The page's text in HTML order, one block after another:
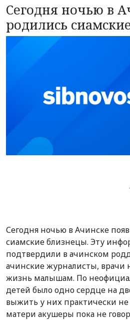
Сегодня ночью в
родились
Сегодня ночью в Ачинске
сиамские близнецы. Эту
подтвердили в ачинском
ачинские журналисты, врачи
жизнь малышам. По
детей было одно сердце на
выжить у них практически
матери акушеры пока не